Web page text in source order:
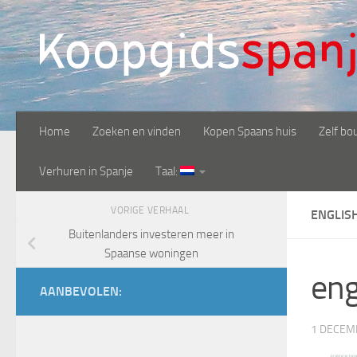
Doorgaan naar inhoud
Home Zoeken en vinden Kopen Spaans huis Zelf
Verhuren in Spanje Taal:
1
VORIGE VERHAAL
Buitenlanders investeren meer in
Spaanse woningen
AANBEVOLEN: